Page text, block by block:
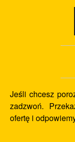
Jeśli chcesz
zadzwoń.
ofertę i